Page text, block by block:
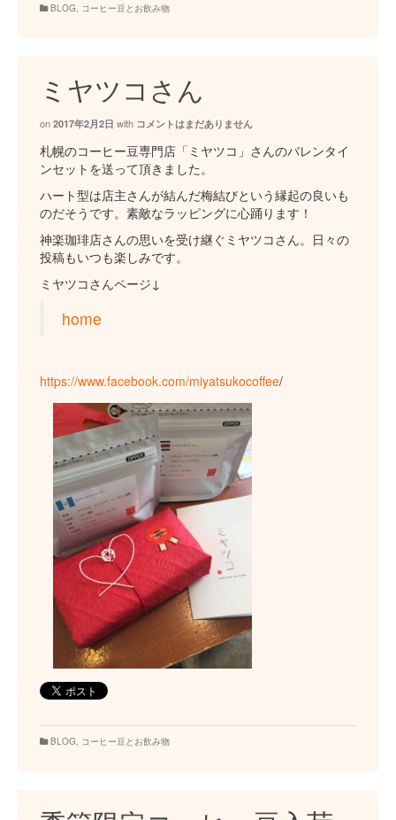
BLOG コーヒー豆とお飲み物
ミヤツコさん
on 2017年2月2日 with コメントはまだありません
札幌のコーヒー豆専門店「ミヤツコ」さんのバレンタイ
ンセットを送って頂きました。
ハート型は店主さんが結んだ梅結びという縁起の良いも
のだそうです。素敵なラッピングに心踊ります！
神楽珈琲店さんの思いを受け継ぐミヤツコさん。日々の
投稿もいつも楽しみです。
ミヤツコさんページ↓
home
https://www.facebook.com/miyatsukocoffee/
BLOG, コーヒー豆とお飲み物